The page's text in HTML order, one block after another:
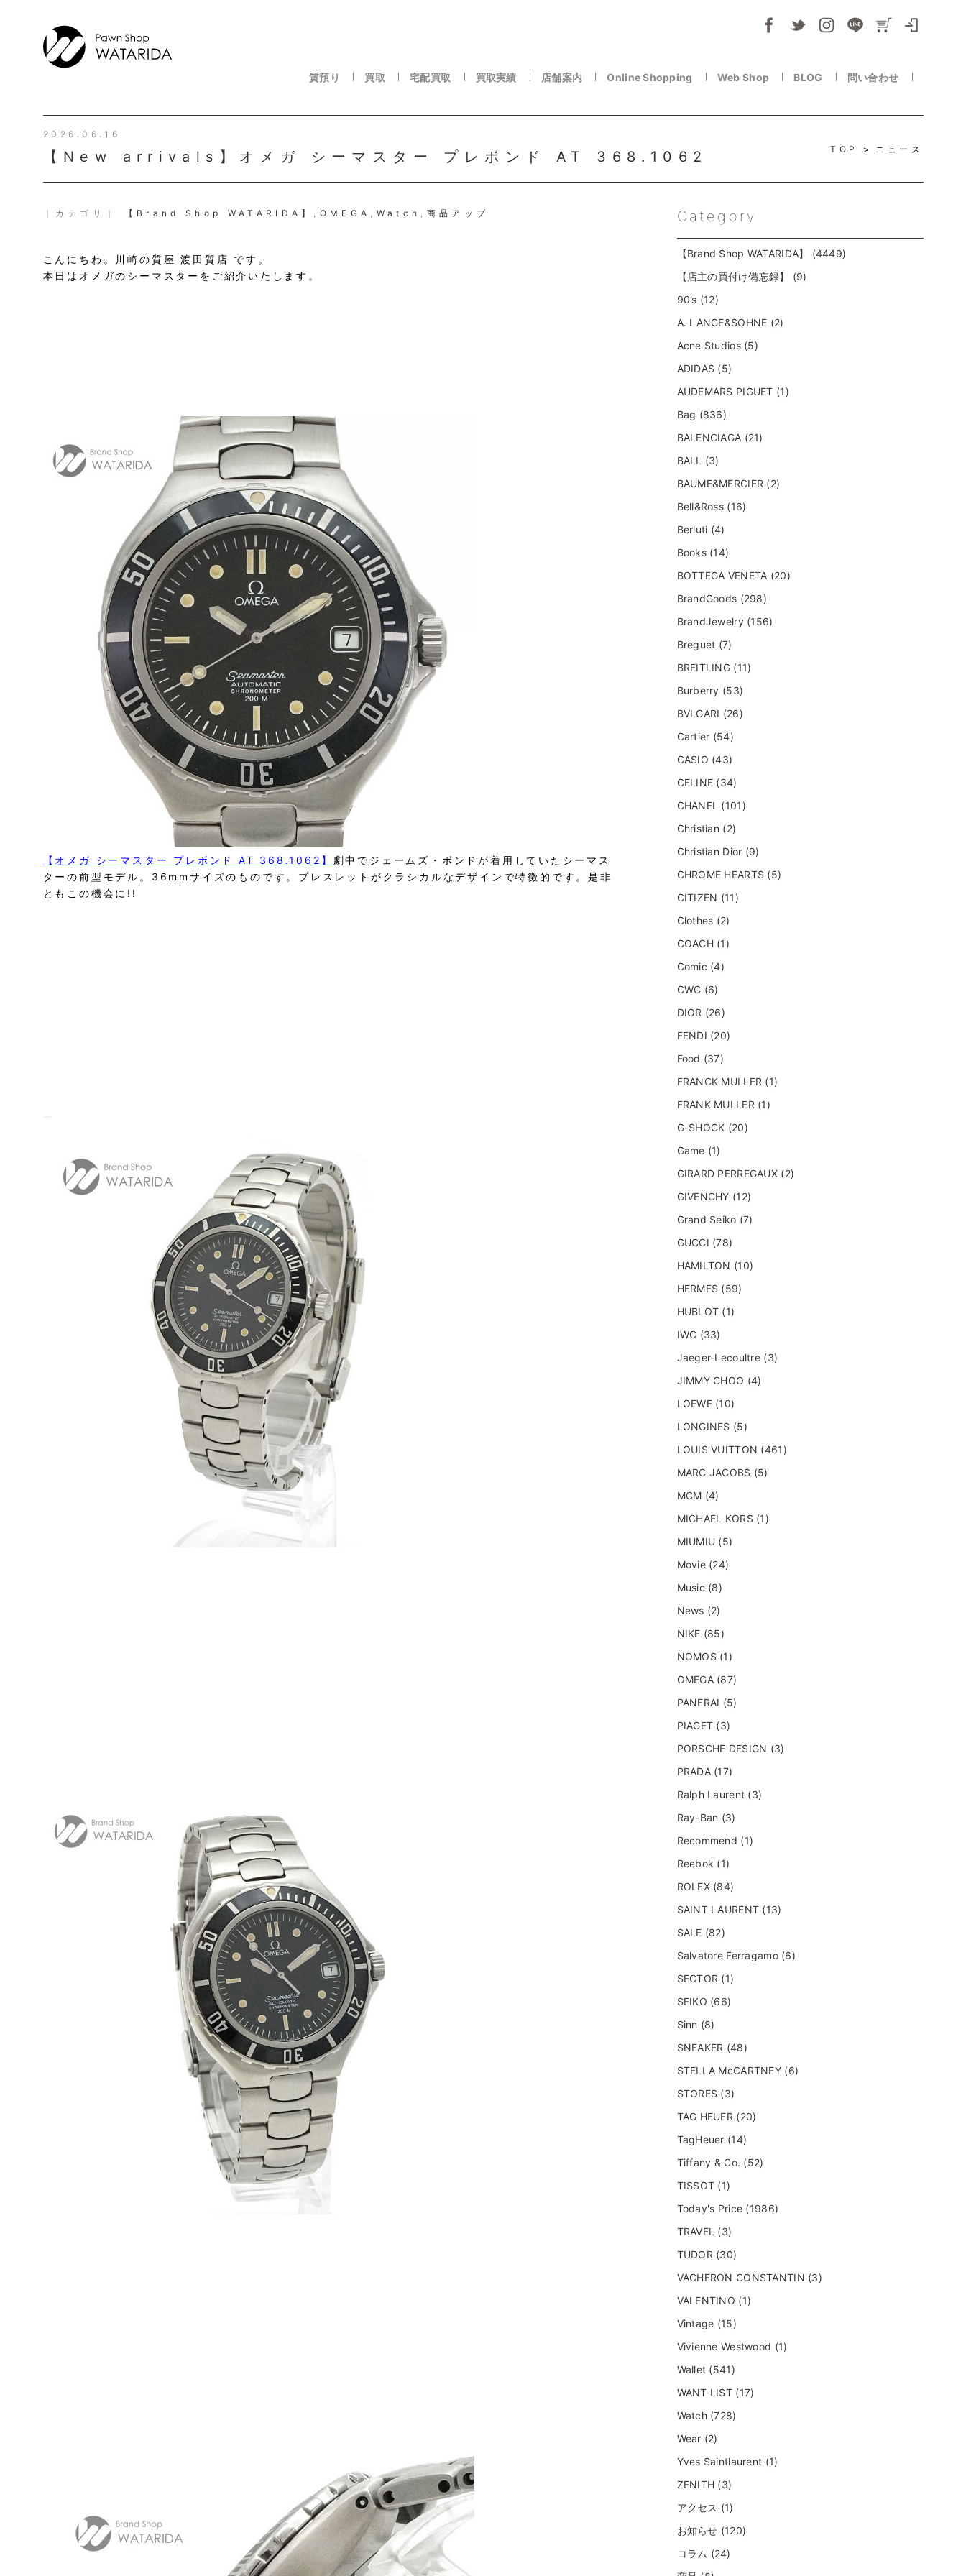
質預り 買取 宅配買取 買取実績 店舗案内 Online Shopping Web Shop BLOG 問い合わせ
2026.06.16
【New arrivals】オメガ シーマスター プレボンド AT 368.1062 TOP ニュース
｜カテゴリ｜ 【Brand Shop WATARIDA】 , OMEGA , Watch , 商品アップ
こんにちわ。川崎の質屋 渡田質店 です。
本日はオメガのシーマスターをご紹介いたします。
【オメガ シーマスター プレボンド AT 368.1062】 劇中でジェームズ・ボンドが着用していたシーマス
ターの前型モデル。36mmサイズのものです。ブレスレットがクラシカルなデザインで特徴的です。是非
ともこの機会に!!
Category
【Brand Shop WATARIDA】 (4449)
【店主の買付け備忘録】 (9)
90’s (12)
A. LANGE&SOHNE (2)
Acne Studios (5)
ADIDAS (5)
AUDEMARS PIGUET (1)
Bag (836)
BALENCIAGA (21)
BALL (3)
BAUME&MERCIER (2)
Bell&Ross (16)
Berluti (4)
Books (14)
BOTTEGA VENETA (20)
BrandGoods (298)
BrandJewelry (156)
Breguet (7)
BREITLING (11)
Burberry (53)
BVLGARI (26)
Cartier (54)
CASIO (43)
CELINE (34)
CHANEL (101)
Christian (2)
Christian Dior (9)
CHROME HEARTS (5)
CITIZEN (11)
Clothes (2)
COACH (1)
Comic (4)
CWC (6)
DIOR (26)
FENDI (20)
Food (37)
FRANCK MULLER (1)
FRANK MULLER (1)
G-SHOCK (20)
Game (1)
GIRARD PERREGAUX (2)
GIVENCHY (12)
Grand Seiko (7)
GUCCI (78)
HAMILTON (10)
HERMES (59)
HUBLOT (1)
IWC (33)
Jaeger-Lecoultre (3)
JIMMY CHOO (4)
LOEWE (10)
LONGINES (5)
LOUIS VUITTON (461)
MARC JACOBS (5)
MCM (4)
MICHAEL KORS (1)
MIUMIU (5)
Movie (24)
Music (8)
News (2)
NIKE (85)
NOMOS (1)
OMEGA (87)
PANERAI (5)
PIAGET (3)
PORSCHE DESIGN (3)
PRADA (17)
Ralph Laurent (3)
Ray-Ban (3)
Recommend (1)
Reebok (1)
ROLEX (84)
SAINT LAURENT (13)
SALE (82)
Salvatore Ferragamo (6)
SECTOR (1)
SEIKO (66)
Sinn (8)
SNEAKER (48)
STELLA McCARTNEY (6)
STORES (3)
TAG HEUER (20)
TagHeuer (14)
Tiffany & Co. (52)
TISSOT (1)
Today's Price (1986)
TRAVEL (3)
TUDOR (30)
VACHERON CONSTANTIN (3)
VALENTINO (1)
Vintage (15)
Vivienne Westwood (1)
Wallet (541)
WANT LIST (17)
Watch (728)
Wear (2)
Yves Saintlaurent (1)
ZENITH (3)
アクセス (1)
お知らせ (120)
コラム (24)